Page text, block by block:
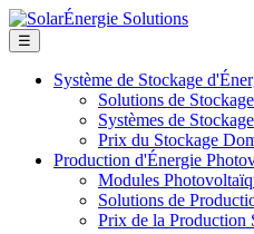
☰
Système de Stockage
Solutions de
Systèmes de
Prix du Stockage
Production d'Énergie
Modules
Solutions de
Prix de la Production